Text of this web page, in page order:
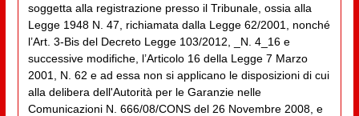
soggetta alla registrazione presso il Tribunale, ossia alla
Legge 1948 N. 47, richiamata dalla Legge 62/2001, nonché
l’Art. 3-Bis del Decreto Legge 103/2012, _N. 4_16 e
successive modifiche, l’Articolo 16 della Legge 7 Marzo
2001, N. 62 e ad essa non si applicano le disposizioni di cui
alla delibera dell'Autorità per le Garanzie nelle
Comunicazioni N. 666/08/CONS del 26 Novembre 2008, e